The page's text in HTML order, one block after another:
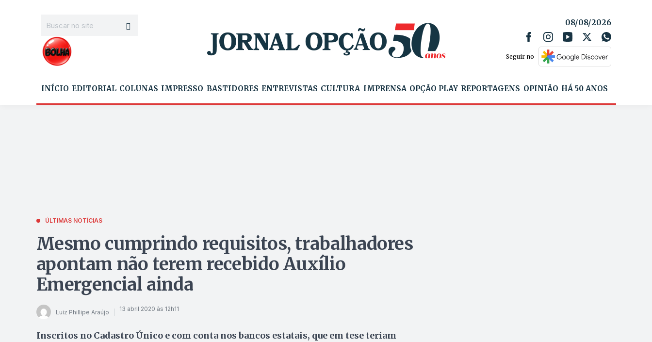
08/08/2026
Seguir no
INÍCIO EDITORIAL COLUNAS IMPRESSO BASTIDORES ENTREVISTAS CULTURA IMPRENSA OPÇÃO PLAY REPORTAGENS OPINIÃO HÁ 50 ANOS
ÚLTIMAS NOTÍCIAS
Mesmo cumprindo requisitos, trabalhadores
apontam não terem recebido Auxílio
Emergencial ainda
Luiz Phillipe Araújo 13 abril 2020 às 12h11
Inscritos no Cadastro Único e com conta nos bancos estatais, que em tese teriam